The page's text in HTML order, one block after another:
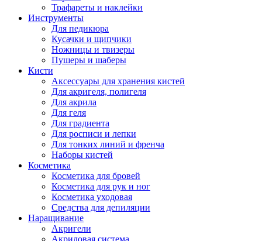
Трафареты и наклейки
Инструменты
Для педикюра
Кусачки и щипчики
Ножницы и твизеры
Пушеры и шаберы
Кисти
Аксессуары для хранения кистей
Для акригеля, полигеля
Для акрила
Для геля
Для градиента
Для росписи и лепки
Для тонких линий и френча
Наборы кистей
Косметика
Косметика для бровей
Косметика для рук и ног
Косметика уходовая
Средства для депиляции
Наращивание
Акригели
Акриловая система